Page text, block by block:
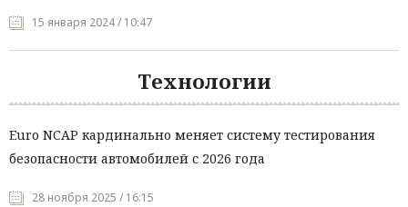
15 января 2024 / 10:47
Технологии
Euro NCAP кардинально меняет систему тестирования
безопасности автомобилей с 2026 года
28 ноября 2025 / 16:15